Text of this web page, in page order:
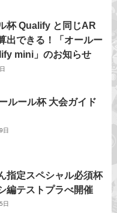
杯 Qualify と同じAR
出できる！「オールー
mini」のお知らせ
ルール杯 大会ガイド
日
指定スペシャル必須杯
編テストプラべ開催
日